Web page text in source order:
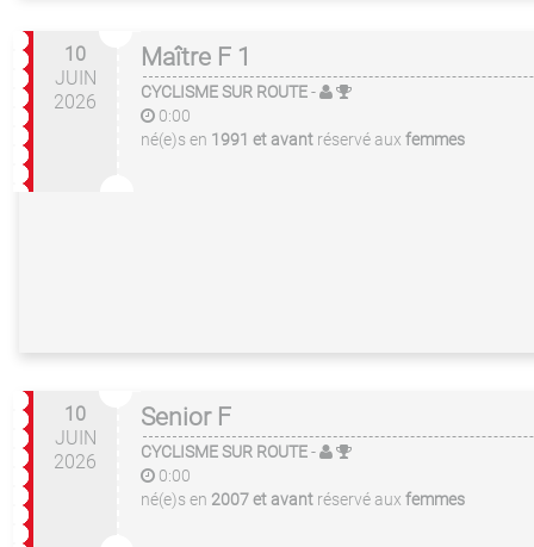
10
JUIN
2026
Maître F 1
CYCLISME SUR ROUTE-
0:00
né(e)s en 1991 et avant réservé aux femmes
10
JUIN
2026
Senior F
CYCLISME SUR ROUTE-
0:00
né(e)s en 2007 et avant réservé aux femmes